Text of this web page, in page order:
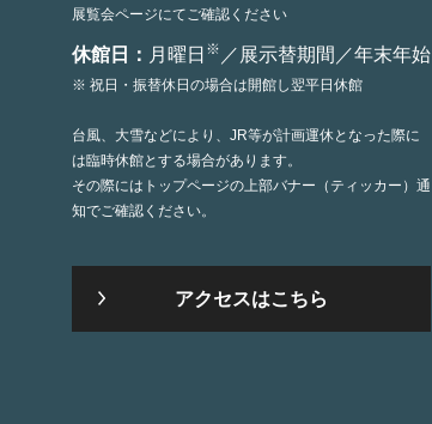
展覧会ページにてご確認ください
休館日： 月曜日 ※ ／展示替期間／年末年始
※ 祝日・振替休日の場合は開館し翌平日休館
台風、大雪などにより、JR等が計画運休となった際に
は臨時休館とする場合があります。
その際にはトップページの上部バナー（ティッカー）通
知でご確認ください。
アクセスはこちら